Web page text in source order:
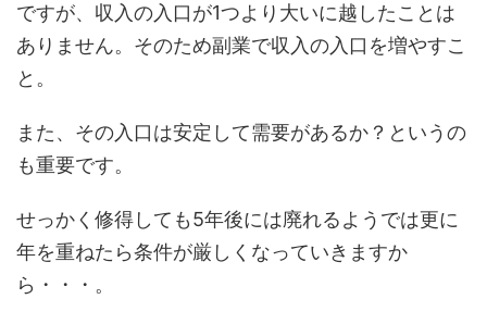
ですが、収入の入口が1つより大いに越したことは
ありません。そのため副業で収入の入口を増やすこ
と。
また、その入口は安定して需要があるか？というの
も重要です。
せっかく修得しても5年後には廃れるようでは更に
年を重ねたら条件が厳しくなっていきますか
ら・・・。